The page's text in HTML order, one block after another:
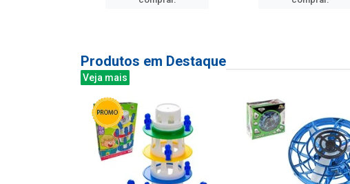
Produtos em Destaque
Veja mais